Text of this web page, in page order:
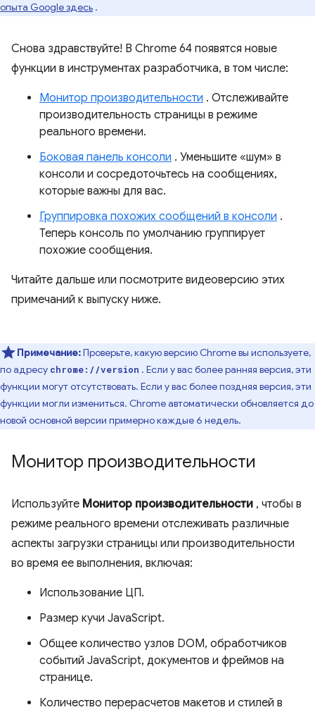
опыта Google здесь .
Снова здравствуйте! В Chrome 64 появятся новые
функции в инструментах разработчика, в том числе:
Монитор производительности . Отслеживайте
производительность страницы в режиме
реального времени.
Боковая панель консоли . Уменьшите «шум» в
консоли и сосредоточьтесь на сообщениях,
которые важны для вас.
Группировка похожих сообщений в консоли .
Теперь консоль по умолчанию группирует
похожие сообщения.
Читайте дальше или посмотрите видеоверсию этих
примечаний к выпуску ниже.
Примечание:Проверьте, какую версию Chrome вы используете,
по адресу chrome://version . Если у вас более ранняя версия, эти
функции могут отсутствовать. Если у вас более поздняя версия, эти
функции могли измениться. Chrome автоматически обновляется до
новой основной версии примерно каждые 6 недель.
Монитор производительности
Используйте Монитор производительности , чтобы в
режиме реального времени отслеживать различные
аспекты загрузки страницы или производительности
во время ее выполнения, включая:
Использование ЦП.
Размер кучи JavaScript.
Общее количество узлов DOM, обработчиков
событий JavaScript, документов и фреймов на
странице.
Количество перерасчетов макетов и стилей в